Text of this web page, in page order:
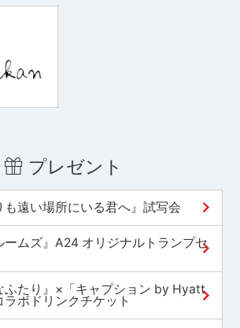
プレゼント
も遠い場所にいる君へ』試写会
ームズ』A24 オリジナルトランプセ
ふたり』×「キャプション by Hyatt
ボドリンクチケット